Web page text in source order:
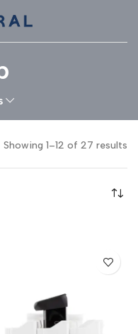
Showing 1–12 of 27 results